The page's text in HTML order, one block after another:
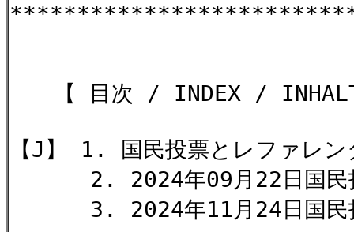
【 目次 / INDEX /
【J】 1. 国民投票とレファレン
2. 2024年09月22日国民
3. 2024年11月24日国民投